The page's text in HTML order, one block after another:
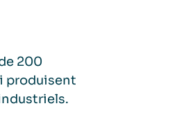
200
produisent